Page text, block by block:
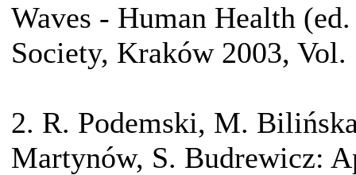
Waves - Human Health
Society, Kraków 2003,
2. R. Podemski, M.
Martynów, S. Budrewicz: